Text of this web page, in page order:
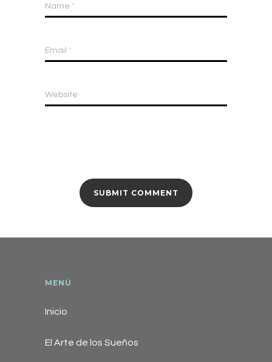
Name *
Email *
Website
MENÚ
Inicio
El Arte de los Sueños